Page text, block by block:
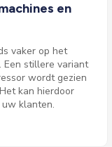
en
vaker op het
Een stillere variant
wordt gezien
kan hierdoor
klanten.